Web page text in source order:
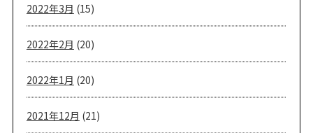
2022年3月 (15)
2022年2月 (20)
2022年1月 (20)
2021年12月 (21)